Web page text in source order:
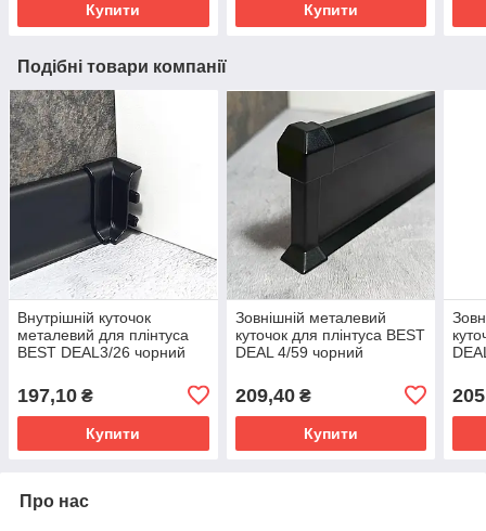
Купити Купити
Подібні товари компанії
Внутрішній куточок
металевий для плінтуса
BEST DEAL3/26 чорний
197,10 ₴
Купити
Зовнішній металевий
куточок для плінтуса BEST
DEAL 4/59 чорний
209,40₴
Купити
Про нас